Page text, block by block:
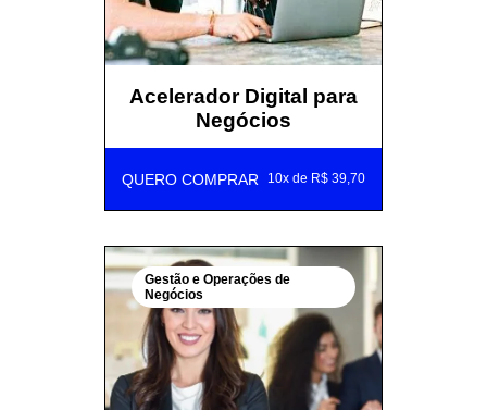
Acelerador Digital para
Negócios
QUERO COMPRAR 10x de R$ 39,70
Gestão e Operações de
Negócios